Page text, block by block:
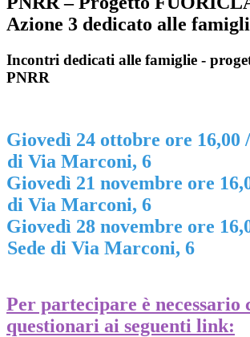
Azione 3 dedicato alle
Incontri dedicati alle famiglie -
PNRR
Giovedì 24 ottobre ore 16,00
di Via Marconi, 6
Giovedì 21 novembre ore
di Via Marconi, 6
Giovedì 28 novembre ore
Sede di Via Marconi, 6
Per partecipare è necessario
questionari ai seguenti link: